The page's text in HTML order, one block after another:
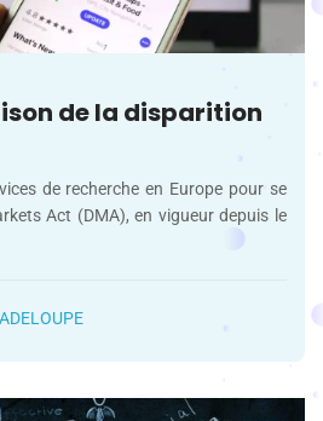
de la disparition
de recherche en Europe pour se
Act (DMA), en vigueur depuis le